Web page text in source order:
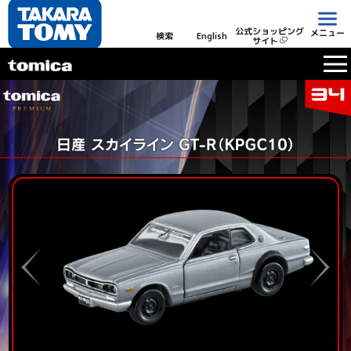
検索 English 公式ショッピング
サイト
メニュー